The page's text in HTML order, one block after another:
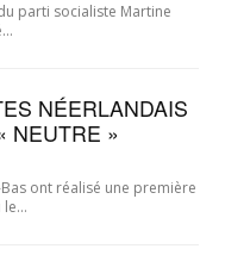
parti socialiste Martine
NÉERLANDAIS
NEUTRE »
ont réalisé une première
le…